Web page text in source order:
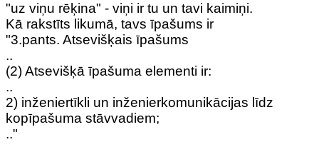
"uz viņu rēķina" - viņi ir tu un tavi kaimiņi.
Kā rakstīts likumā, tavs īpašums ir
"3.pants. Atsevišķais īpašums
..
(2) Atsevišķā īpašuma elementi ir:
..
2) inženiertīkli un inženierkomunikācijas līdz
kopīpašuma stāvvadiem;
.."